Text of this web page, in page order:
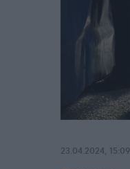
23.04.2024, 15:09